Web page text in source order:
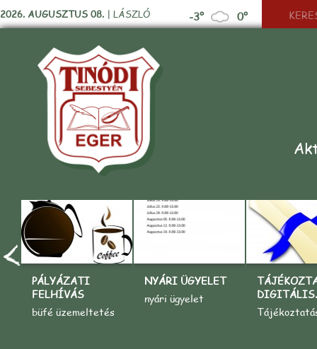
2026. AUGUSZTUS 08. | LÁSZLÓ -3° 0°
PÁLYÁZATI
FELHÍVÁS
büfé üzemeltetés
NYÁRI ÜGYELET
nyári ügyelet